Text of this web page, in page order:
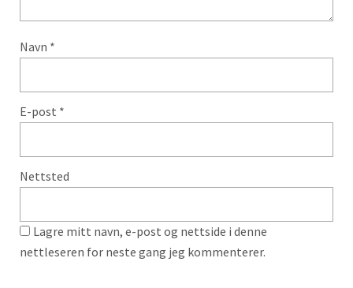
Navn *
E-post *
Nettsted
Lagre mitt navn, e-post og nettside i denne
nettleseren for neste gang jeg kommenterer.